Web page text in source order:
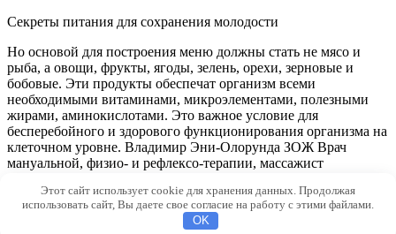
Секреты питания для сохранения молодости
Но основой для построения меню должны стать не мясо и
рыба, а овощи, фрукты, ягоды, зелень, орехи, зерновые и
бобовые. Эти продукты обеспечат организм всеми
необходимыми витаминами, микроэлементами, полезными
жирами, аминокислотами. Это важное условие для
бесперебойного и здорового функционирования организма на
клеточном уровне. Владимир Эни-Олорунда ЗОЖ Врач
мануальной, физио- и рефлексо-терапии, массажист
© 2026 MudryeMysli.ru
Этот сайт использует cookie для хранения данных. Продолжая
использовать сайт, Вы даете свое согласие на работу с этими файлами.
OK